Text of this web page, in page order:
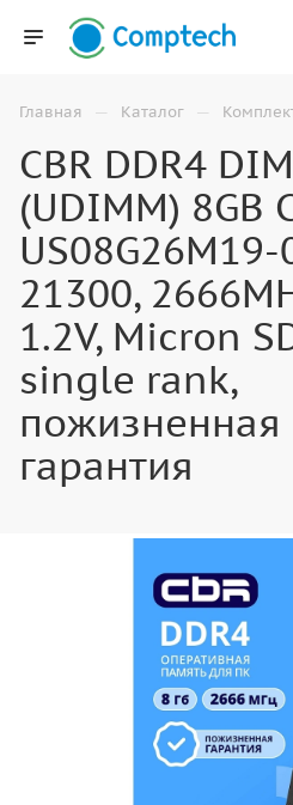
Главная — Каталог —
CBR DDR4
(UDIMM) 8GB
US08G26M19-
21300,
1.2V, Micron
single rank,
пожизненная
гарантия